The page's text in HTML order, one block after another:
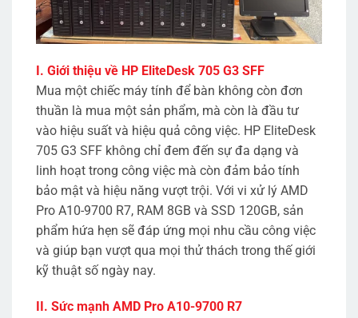
I. Giới thiệu về HP EliteDesk 705 G3 SFF
Mua một chiếc máy tính để bàn không còn đơn
thuần là mua một sản phẩm, mà còn là đầu tư
vào hiệu suất và hiệu quả công việc. HP EliteDesk
705 G3 SFF không chỉ đem đến sự đa dạng và
linh hoạt trong công việc mà còn đảm bảo tính
bảo mật và hiệu năng vượt trội. Với vi xử lý AMD
Pro A10-9700 R7, RAM 8GB và SSD 120GB, sản
phẩm hứa hẹn sẽ đáp ứng mọi nhu cầu công việc
và giúp bạn vượt qua mọi thử thách trong thế giới
kỹ thuật số ngày nay.
II. Sức mạnh AMD Pro A10-9700 R7